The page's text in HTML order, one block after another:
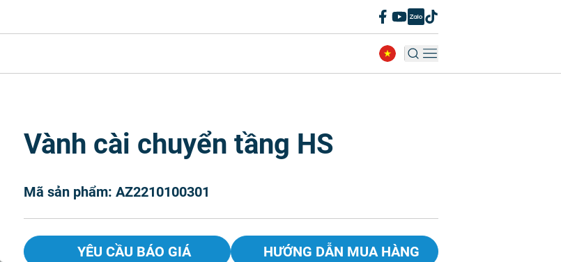
Vành cài chuyển tầng HS
Mã sản phẩm: AZ2210100301
YÊU CẦU BÁO GIÁ HƯỚNG DẪN MUA HÀNG